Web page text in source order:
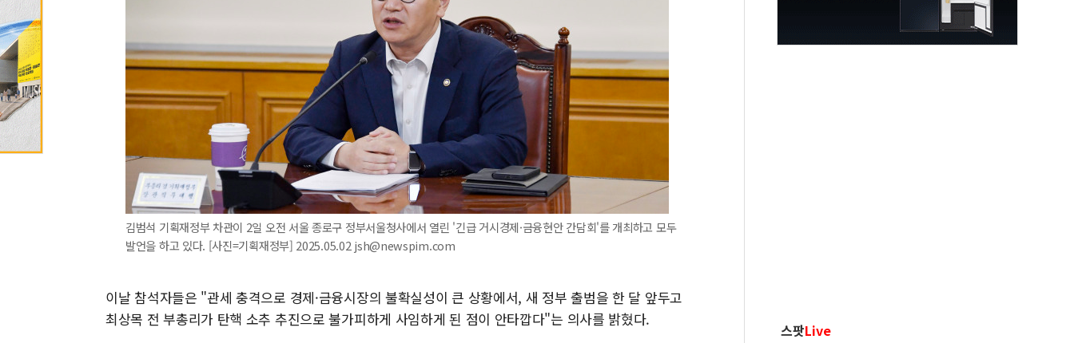
김범석 기획재정부 차관이 2일 오전 서울 종로구 정부서울청사에서 열린 '긴급 거시경제·금융현안 간담회'를 개최하고 모두
발언을 하고 있다. [사진=기획재정부] 2025.05.02 jsh@newspim.com
이날 참석자들은 "관세 충격으로 경제·금융시장의 불확실성이 큰 상황에서, 새 정부 출범을 한 달 앞두고
최상목 전 부총리가 탄핵 소추 추진으로 불가피하게 사임하게 된 점이 안타깝다"는 의사를 밝혔다.
스팟Live